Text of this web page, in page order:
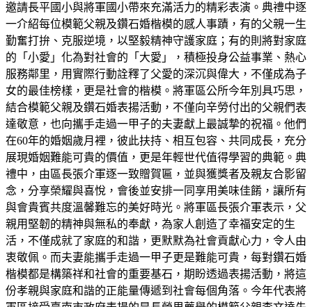
邀請長平國小與將軍國小帶來充滿活力的精彩表演。典禮中逐
一介紹每位模範父親及鑽石婚楷模的感人事蹟，有的父親一生
勤奮打拚、克服逆境，以堅毅精神守護家庭；有的則將對家庭
的「小愛」化為對社會的「大愛」，積極投身公益事業、熱心
服務鄰里，用實際行動詮釋了父愛的深沉與偉大，不僅成為子
女的最佳榜樣，更是社會的楷模。將軍區公所今年別具巧思，
結合模範父親及鑽石婚表揚活動，不僅向辛勞付出的父親們表
達敬意，也向攜手走過一甲子的夫妻獻上最誠摯的祝福。他們
在60年的婚姻歲月裡，彼此扶持、相互包容、共同成長，充分
展現婚姻難能可貴的價值，更是年輕世代值得學習的典範。典
禮中，由區長張介軍逐一致贈賀匾，並與獲獎者及親友合影留
念，分享榮耀與喜悅，會後並安排一同享用美味佳餚，讓所有
與會貴賓共度溫馨難忘的美好時光。將軍區長張介軍表示，父
親用堅韌的精神與無私的奉獻，為家人創造了幸福安定的生
活，不僅成就了家庭的和諧，更默默為社會貢獻心力，令人由
衷敬佩。而夫妻能攜手走過一甲子更是難能可貴，每對鑽石婚
楷模都是構築祥和社會的重要基石，期盼透過表揚活動，將這
份孝親與家庭和諧的正能量傳遞到社會每個角落。今年代表將